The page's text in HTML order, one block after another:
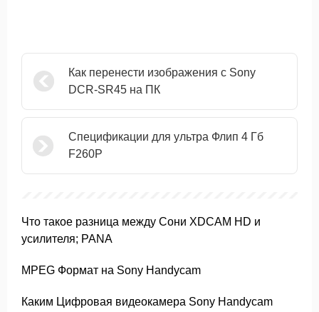
Как перенести изображения с Sony
DCR-SR45 на ПК
Спецификации для ультра Флип 4 Гб
F260P
Что такое разница между Сони XDCAM HD и
усилителя; PANA
MPEG Формат на Sony Handycam
Каким Цифровая видеокамера Sony Handycam